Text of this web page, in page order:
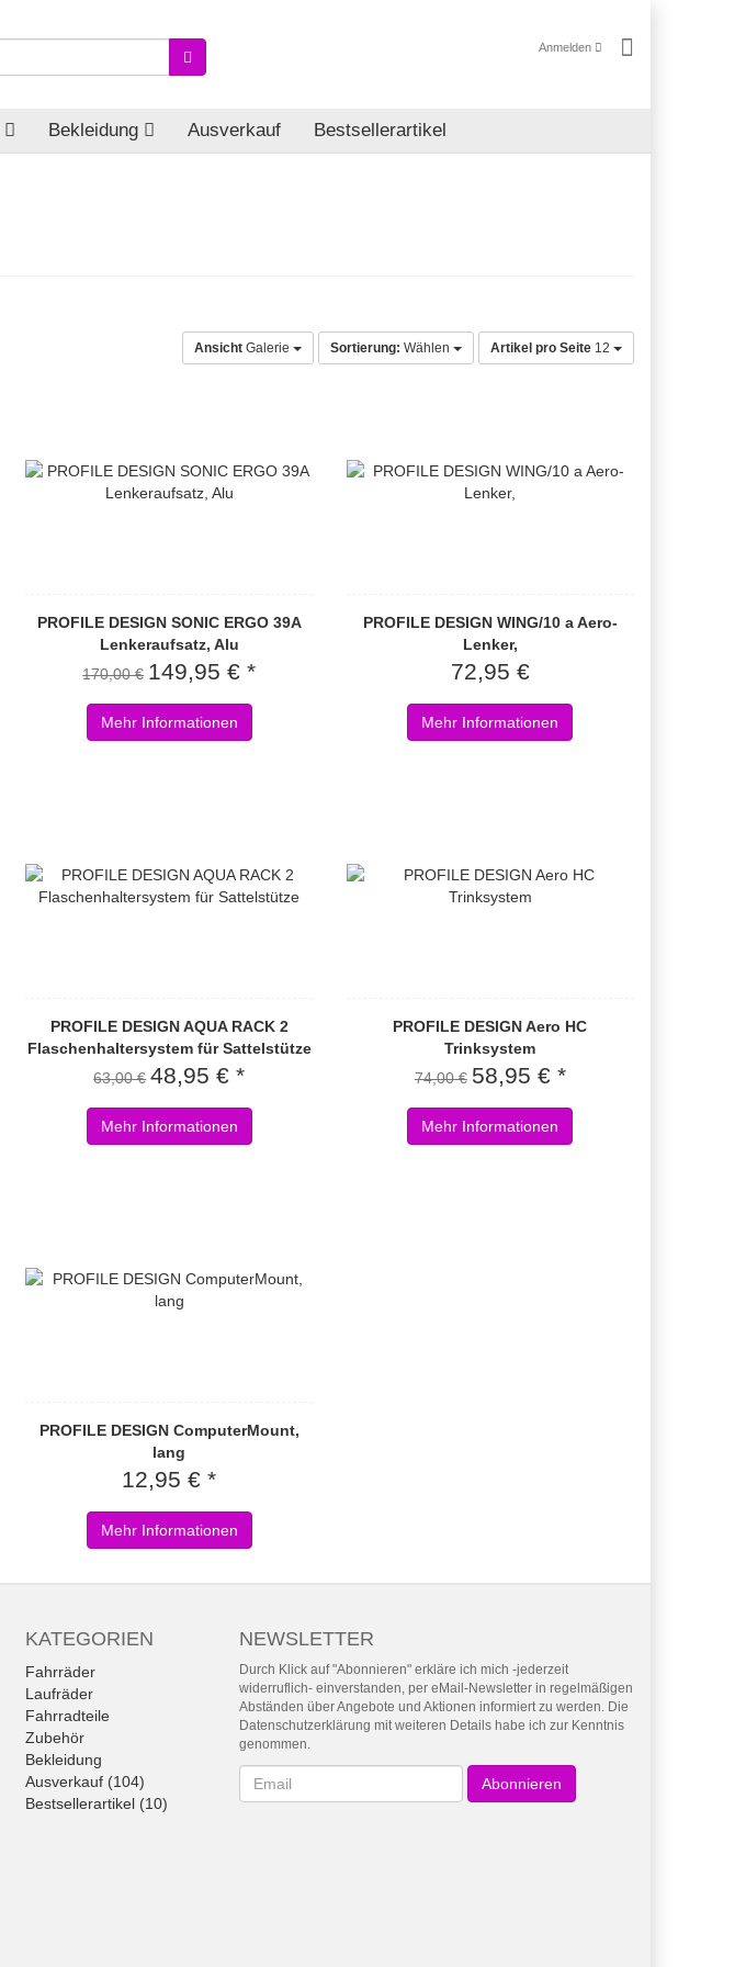
Anmelden
Bekleidung Ausverkauf Bestsellerartikel
Ansicht Galerie Sortierung: Wählen Artikel pro Seite 12
PROFILE DESIGN SONIC ERGO 39A
Lenkeraufsatz, Alu
170,00 € 149,95 € *
Mehr Informationen
PROFILE DESIGN WING/10 a Aero-
Lenker,
72,95 €
Mehr Informationen
PROFILE DESIGN AQUA RACK 2
Flaschenhaltersystem für Sattelstütze
63,00 € 48,95 € *
Mehr Informationen
PROFILE DESIGN Aero HC
Trinksystem
74,00 € 58,95 € *
Mehr Informationen
PROFILE DESIGN ComputerMount,
lang
12,95 € *
Mehr Informationen
KATEGORIEN
Fahrräder
Laufräder
Fahrradteile
Zubehör
Bekleidung
Ausverkauf (104)
Bestsellerartikel (10)
NEWSLETTER
Durch Klick auf "Abonnieren" erkläre ich mich -jederzeit
widerruflich- einverstanden, per eMail-Newsletter in regelmäßigen
Abständen über Angebote und Aktionen informiert zu werden. Die
Datenschutzerklärung mit weiteren Details habe ich zur Kenntnis
genommen.
Newsletter Abonnieren